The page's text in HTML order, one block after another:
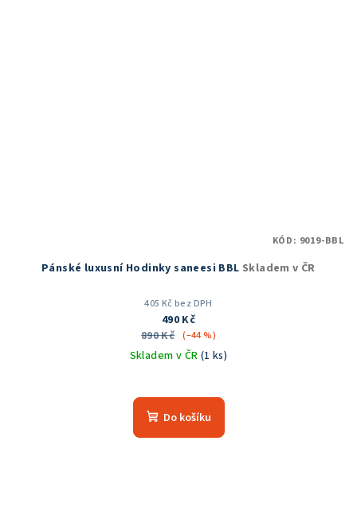
Pánské luxusní Hodinky saneesi BBL Skladem v ČR
405 Kč bez DPH
490 Kč
890 Kč (–44 %)
Skladem v ČR (1 ks)
hodnocení
produktu
Do košíku
KÓD: 9019-BBL